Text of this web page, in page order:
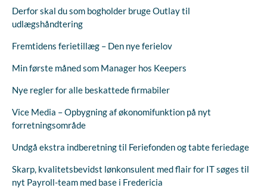
Derfor skal du som bogholder bruge Outlay til
udlægshåndtering
Fremtidens ferietillæg – Den nye ferielov
Min første måned som Manager hos Keepers
Nye regler for alle beskattede firmabiler
Vice Media – Opbygning af økonomifunktion på nyt
forretningsområde
Undgå ekstra indberetning til Feriefonden og tabte feriedage
Skarp, kvalitetsbevidst lønkonsulent med flair for IT søges til
nyt Payroll-team med base i Fredericia